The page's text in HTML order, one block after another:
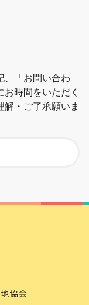
、「お問い合わ
時間をいただく
・ご了承願いま